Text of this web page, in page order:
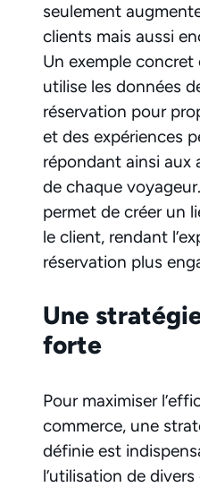
seulement
clients mais aussi
Un exemple concret
utilise les données
réservation pour
et des expériences
répondant ainsi aux
de chaque
permet de créer un
le client, rendant
réservation plus
Une
forte
Pour maximiser
commerce, une
définie est
l’utilisation de